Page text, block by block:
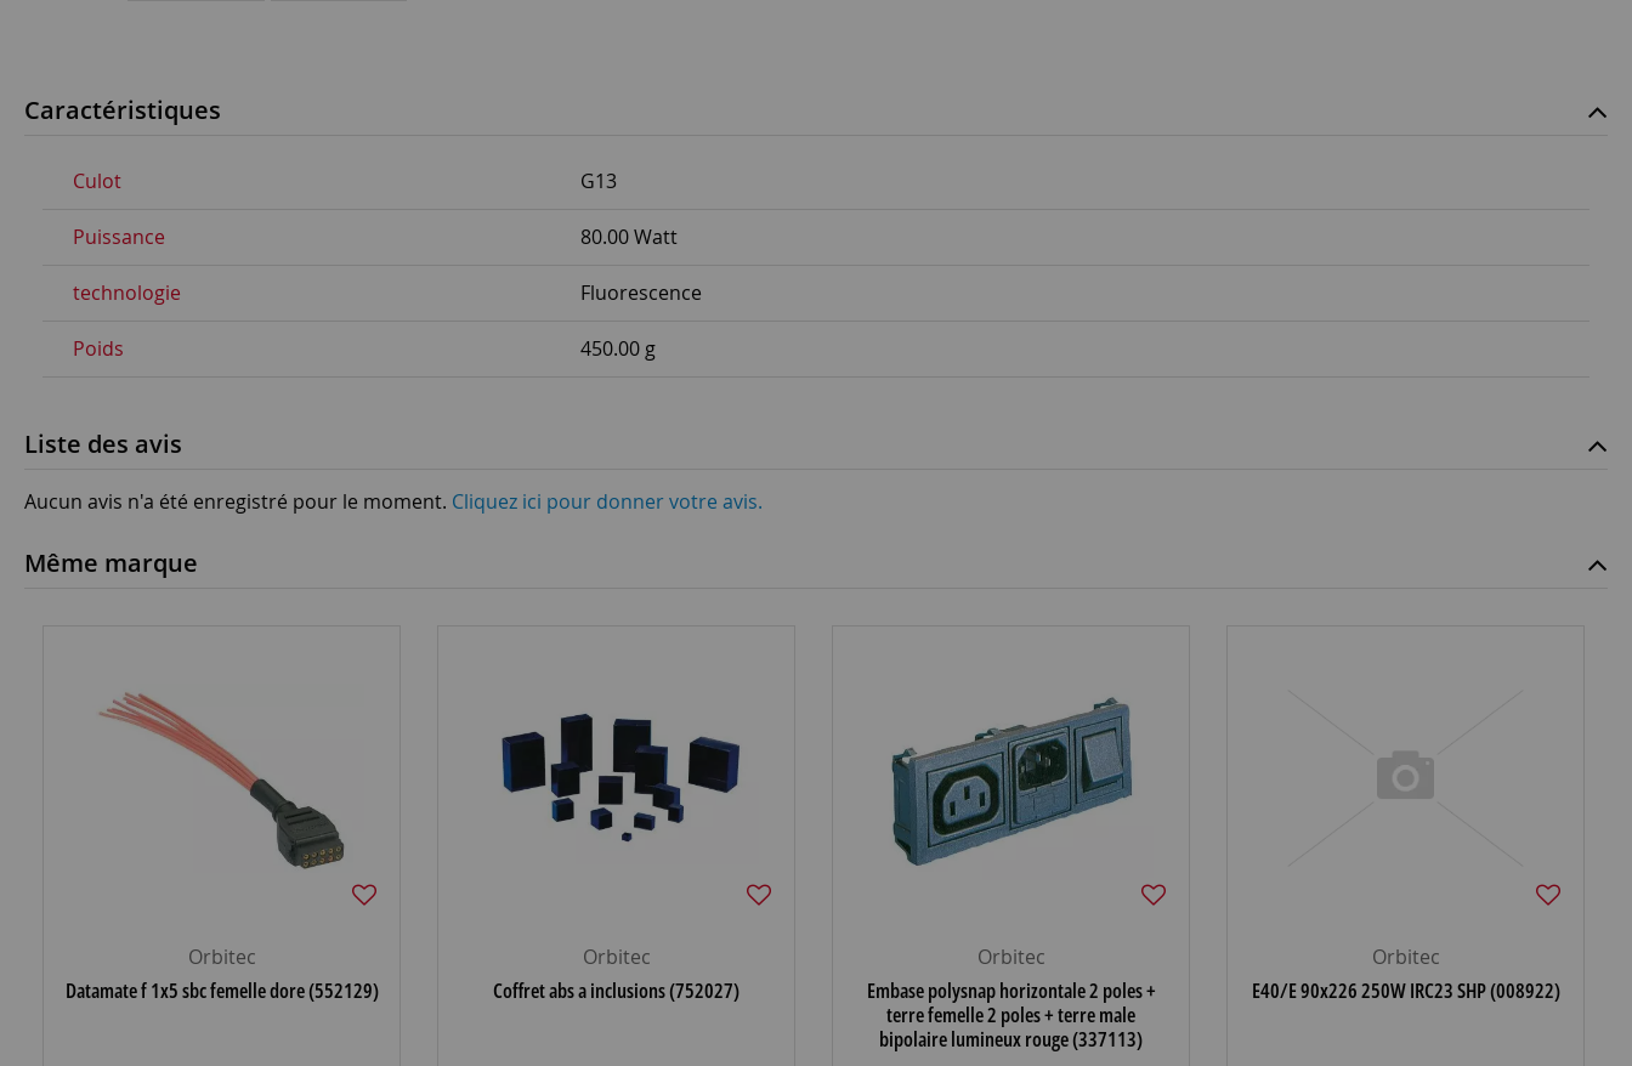
Caractéristiques
Culot G13
Puissance 80.00 Watt
technologie Fluorescence
Poids 450.00 g
Liste des avis
Aucun avis n'a été enregistré pour le moment. Cliquez ici pour donner votre avis.
Même marque
Orbitec
Datamate f 1x5 sbc femelle dore (552129)
Orbitec
Coffret abs a inclusions (752027)
Orbitec
Embase polysnap horizontale 2 poles +
terre femelle 2 poles + terre male
bipolaire lumineux rouge (337113)
Orbitec
E40/E 90x226 250W IRC23 SHP (008922)